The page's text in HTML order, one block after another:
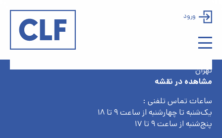
ورود
مرکز زبان فرانسۀ تهران
خیابان انقلاب، بین چهارراه کالج و میدان فردوسی،
تهران
مشاهده در نقشه
ساعات تماس تلفنی :
یک‌شنبه تا چهارشنبه از ساعت ۹ تا ۱۸
پنج‌شنبه از ساعت ۹ تا ۱۷